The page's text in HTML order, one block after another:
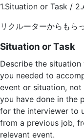
1.Situation or Task /
リクルーターからもら
Situation or Task
Describe the
you needed to
event or situation,
you have done in the
for the interviewer to
from a previous job,
relevant event.